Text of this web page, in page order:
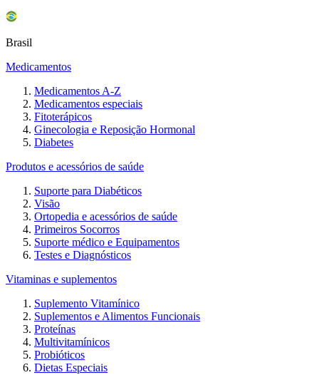
Brasil
Medicamentos
Medicamentos A-Z
Medicamentos especiais
Fitoterápicos
Ginecologia e Reposição Hormonal
Diabetes
Produtos e acessórios de saúde
Suporte para Diabéticos
Visão
Ortopedia e acessórios de saúde
Primeiros Socorros
Suporte médico e Equipamentos
Testes e Diagnósticos
Vitaminas e suplementos
Suplemento Vitamínico
Suplementos e Alimentos Funcionais
Proteínas
Multivitamínicos
Probióticos
Dietas Especiais